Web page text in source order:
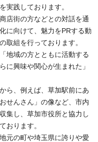
実践しております。
店街の方などとの対話を通
に向けて、魅力をPRする動
取組を行っております。
地域の方とともに活動する
に興味や関心が生まれた」
ら、例えば、草加駅前にあ
せんさん」の像など、市内
集し、草加市役所と協力し
おります。
元の町や埼玉県に誇りや愛